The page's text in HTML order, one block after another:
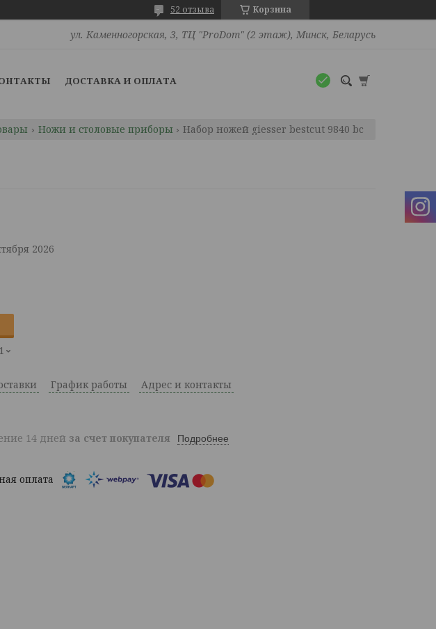
Корзина
52 отзыва
ул. Каменногорская, 3, ТЦ "ProDom" (2 этаж), Минск, Беларусь
ДОСТАВКА И ОПЛАТА
Ножи и столовые приборы Набор ножей giesser bestcut 9840 bc
2026
График работы Адрес и контакты
14 дней за счет покупателя Подробнее